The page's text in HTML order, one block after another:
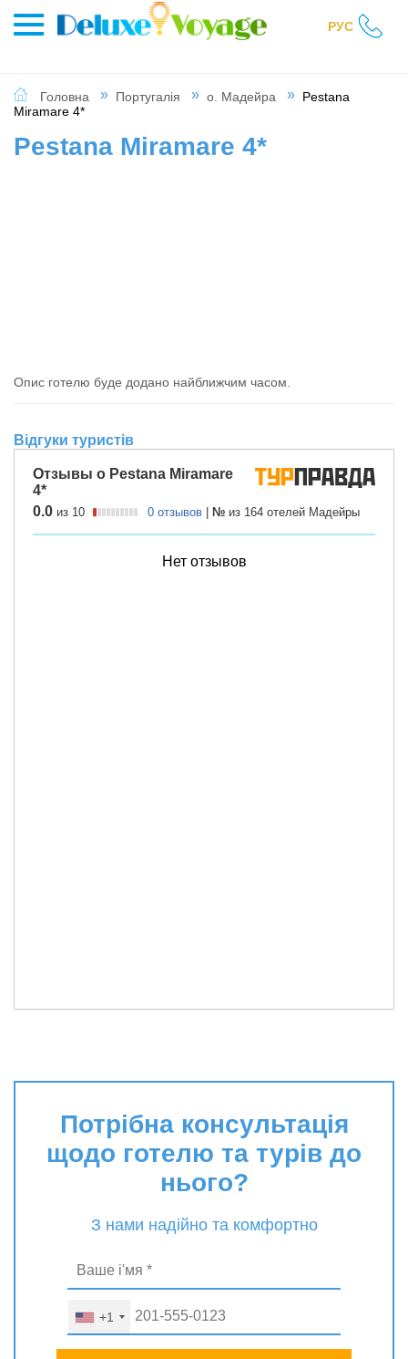
РУС
Головна Португалія о. Мадейра
Pestana
Miramare 4*
Pestana Miramare 4*
Опис готелю буде додано найближчим часом.
Відгуки туристів
Потрібна консультація
щодо готелю та турів до
нього?
З нами надійно та комфортно
+1